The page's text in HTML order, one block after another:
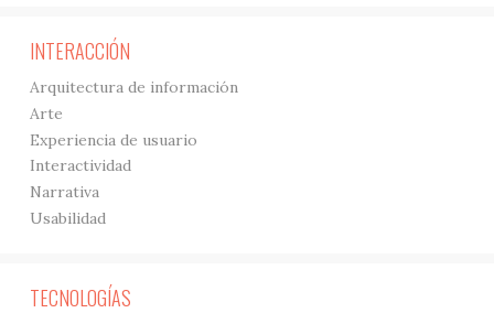
INTERACCIÓN
Arquitectura de información
Arte
Experiencia de usuario
Interactividad
Narrativa
Usabilidad
TECNOLOGÍAS